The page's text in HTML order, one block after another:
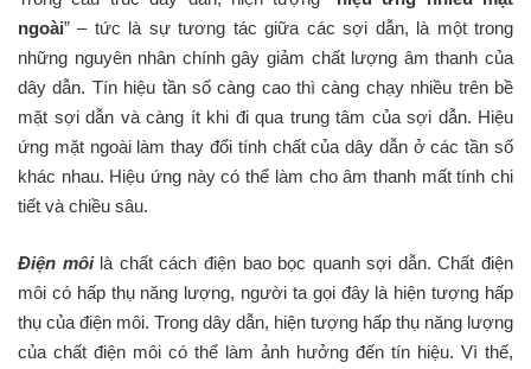
ngoài” – tức là sự tương tác giữa các sợi dẫn, là một trong
những nguyên nhân chính gây giảm chất lượng âm thanh của
dây dẫn. Tín hiệu tần số càng cao thì càng chạy nhiều trên bề
mặt sợi dẫn và càng ít khi đi qua trung tâm của sợi dẫn. Hiệu
ứng mặt ngoài làm thay đổi tính chất của dây dẫn ở các tần số
khác nhau. Hiệu ứng này có thể làm cho âm thanh mất tính chi
tiết và chiều sâu.
Điện môilà chất cách điện bao bọc quanh sợi dẫn. Chất điện
môi có hấp thụ năng lượng, người ta gọi đây là hiện tượng hấp
thụ của điện môi. Trong dây dẫn, hiện tượng hấp thụ năng lượng
của chất điện môi có thể làm ảnh hưởng đến tín hiệu. Vì thế,